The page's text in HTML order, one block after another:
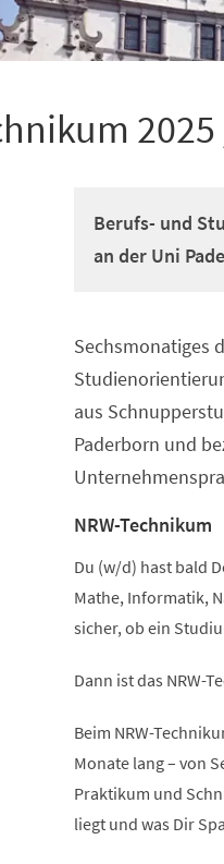
Berufs- und
an der Uni
Sechsmonatiges
aus
Paderborn und
NRW-Technikum
Du (w/d) hast bald
Mathe, Informatik,
sicher, ob ein
Dann ist das NRW-
Beim NRW-
Monate lang – von
Praktikum und
liegt und was Dir